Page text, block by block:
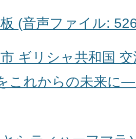
(音声ファイル:
ギリシャ共和国
これからの未来に